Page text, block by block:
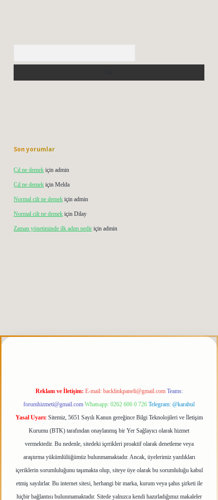
Son yorumlar
Çıl ne demek için admin
Çıl ne demek için Melda
Normal cilt ne demek için admin
Normal cilt ne demek için Dilay
Zaman yönetiminde ilk adım nedir için admin
Reklam ve İletişim: E-mail: backlinkpaneli@gmail.com Teams:
forumhizmeti@gmail.com Whatsapp: 0262 606 0 726 Telegram: @karabul
Yasal Uyarı: Sitemiz, 5651 Sayılı Kanun gereğince Bilgi Teknolojileri ve İletişim
Kurumu (BTK) tarafından onaylanmış bir Yer Sağlayıcı olarak hizmet
vermektedir. Bu nedenle, sitedeki içerikleri proaktif olarak denetleme veya
araştırma yükümlülüğümüz bulunmamaktadır. Ancak, üyelerimiz yazdıkları
içeriklerin sorumluluğunu taşımakta olup, siteye üye olarak bu sorumluluğu kabul
etmiş sayılırlar. Bu internet sitesi, herhangi bir marka, kurum veya şahıs şirketi ile
hiçbir bağlantısı bulunmamaktadır. Sitede yalnızca kendi hazırladığımız makaleler